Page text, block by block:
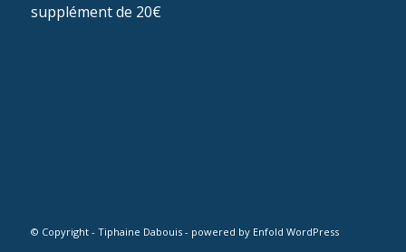
supplément de 20€
© Copyright - Tiphaine Dabouis- powered by Enfold WordPress